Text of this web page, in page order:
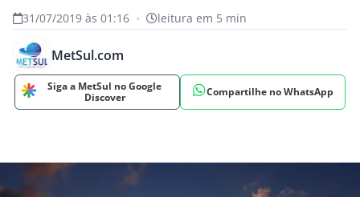
31/07/2019 às 01:16 • leitura em 5 min
MetSul.com
Siga a MetSul no Google
Discover
Compartilhe no WhatsApp